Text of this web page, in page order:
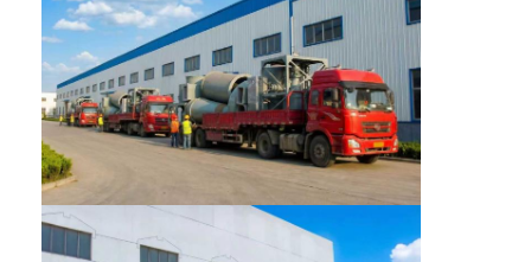
Essiccatore di vuoto di microonda
Essiccatore di spruzzo di pressione
Aria calda Oven Dryer
Miscelatore orizzontale del nastro
Frantoio universale